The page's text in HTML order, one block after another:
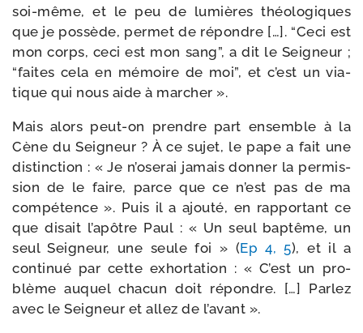
soi-​même, et le peu de lumières théo­lo­giques
que je pos­sède, per­met de répondre […]. “Ceci est
mon corps, ceci est mon sang”, a dit le Seigneur ;
“faites cela en mémoire de moi”, et c’est un via­
tique qui nous aide à marcher ».
Mais alors peut-​on prendre part ensemble à la
Cène du Seigneur ? À ce sujet, le pape a fait une
dis­tinc­tion : « Je n’oserai jamais don­ner la per­mis­
sion de le faire, parce que ce n’est pas de ma
com­pé­tence ». Puis il a ajou­té, en rap­por­tant ce
que disait l’apôtre Paul : « Un seul bap­tême, un
seul Seigneur, une seule foi » (Ep 4, 5), et il a
conti­nué par cette exhor­ta­tion : « C’est un pro­
blème auquel cha­cun doit répondre. […] Parlez
avec le Seigneur et allez de l’avant ».